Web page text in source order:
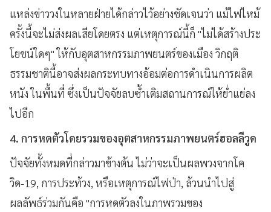
แหล่งข่าววงในหลายฝ่ายได้กล่าวไว้อย่างชัดเจนว่า แม้ไฟไหม้
ครั้งนี้จะไม่ส่งผลเสียโดยตรง แต่เหตุการณ์นี้ก็ "ไม่ได้สร้างประ
โยชน์ใดๆ" ให้กับอุตสาหกรรมภาพยนตร์ของเมือง วิกฤติ
ธรรมชาตินี้อาจส่งผลกระทบทางอ้อมต่อการดำเนินการผลิต
หนัง ในพื้นที่ ซึ่งเป็นปัจจัยลบซ้ำเติมสถานการณ์ให้ย่ำแย่ลง
ไปอีก
4. การหดตัวโดยรวมของอุตสาหกรรมภาพยนตร์ฮอลลีวูด
ปัจจัยทั้งหมดที่กล่าวมาข้างต้น ไม่ว่าจะเป็นผลพวงจากโค
วิด-19, การประท้วง, หรือเหตุการณ์ไฟป่า, ล้วนนำไปสู่
ผลลัพธ์ร่วมกันคือ "การหดตัวลงในภาพรวมของ